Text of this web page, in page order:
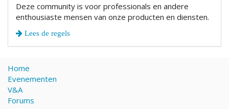
Deze community is voor professionals en andere
enthousiaste mensen van onze producten en diensten.
Lees de regels
Home
Evenementen
V&A
Forums